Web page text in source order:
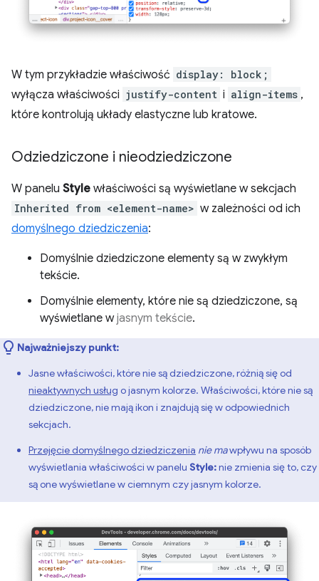
W tym przykładzie właściwość display: block;
wyłącza właściwości justify-content i align-items ,
które kontrolują układy elastyczne lub kratowe.
Odziedziczone i nieodziedziczone
W panelu Style właściwości są wyświetlane w sekcjach
Inherited from <element-name> w zależności od ich
domyślnego dziedziczenia:
Domyślnie dziedziczone elementy są w zwykłym
tekście.
Domyślnie elementy, które nie są dziedziczone, są
wyświetlane wjasnym tekście.
Najważniejszy punkt:
Jasne właściwości, które nie są dziedziczone, różnią się od
nieaktywnych usług o jasnym kolorze. Właściwości, które nie są
dziedziczone, nie mają ikon i znajdują się w odpowiednich
sekcjach.
Przejęcie domyślnego dziedziczenia nie mawpływu na sposób
wyświetlania właściwości w panelu Style:nie zmienia się to, czy
są one wyświetlane w ciemnym czy jasnym kolorze.